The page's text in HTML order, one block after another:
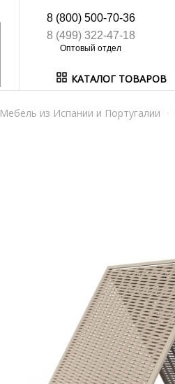
8 (800) 500-70-36
8 (499) 322-47-18
КАТАЛОГ ТОВАРОВ
Мебель из Испании и Португалии